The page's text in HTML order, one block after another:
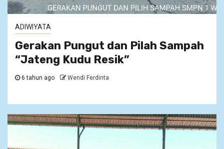
ADIWIYATA
Gerakan Pungut dan Pilah Sampah
“Jateng Kudu Resik”
6 tahun ago Wendi Ferdinta